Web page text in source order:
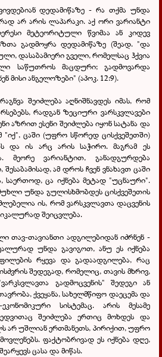
დედამიწაზე - რა თქმა უნდა
არ არის ლაპარაკი. აქ ორი ვარიანტი
მეტეორიტული წვიმაა ან კიდევ
გადმოყრა დედამიწაზე (შეად. "და
დასაბამიერი გველი, რომელსაც ჰქვია
საწუთროს მაცდური; გადმოვარდა
მისი ანგელოზები" (აპოკ. 12:9).
შეიძლება აღნიშნავდეს იმას, რომ
რადგან ზეციური ვარსკვლავები
აზრით ესენი შეიძლება იყონ სატანა და
"იქ", ცაში (უფრო სწორედ ცისქვეშეთში)
და ის არც არის საჭირო. მაგრამ ეს
ვარიანტით, განადგურდება
ამ დროს ჩვენ ვნახავთ ცაში
საერთოდ, ცა იქნება მეტად "უცნაური".
უნდა გულისხმობდეს ცისქვეშეთის
ის, რომ ვარსკვლავთა დაცვენის
შეიცვლება.
თავ-თავიანთი ადგილებიდან იძრნენ -
უნდა გავიგოთ, ანუ ეს იქნება
რყევა და გადაადგილება, რაც
შედეგად, რომელიც, თავის მხრივ,
გადმოცვენის" შედეგი ან
ქვეყანა, სახელმწიფო დაეცემა და
სისტემაც. არის მესამე
შეიძლება ერთიც მოხდეს და
არ უშლიან ერთმანეთს, პირიქით, უფრო
ფაქტობრივად ეს იქნება დღე,
ცასა და მიწას.